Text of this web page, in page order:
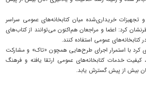
و تجهیزات خریداری‌شده میان کتابخانه‌های عمومی سراسر
کرد: اعضا و مراجعان هم‌اکنون می‌توانند از کتاب‌های
عمومی استفاده کنند.
کرد با استمرار اجرای طرح‌هایی همچون «تاک» و مشارکت
کیفیت خدمات کتابخانه‌های عمومی ارتقا یافته و فرهنگ
بیش از پیش گسترش یابد.